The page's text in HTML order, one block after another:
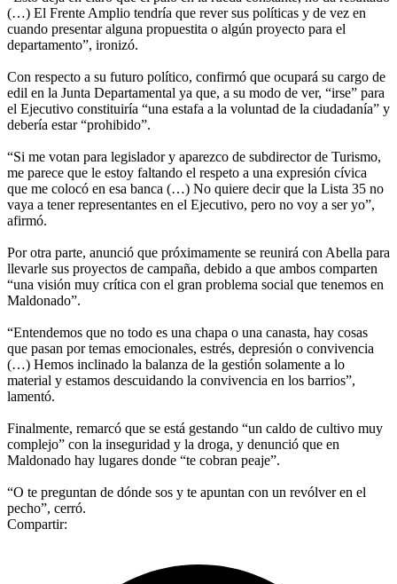
(…) El Frente Amplio tendría que rever sus políticas y de vez en
cuando presentar alguna propuestita o algún proyecto para el
departamento”, ironizó.
Con respecto a su futuro político, confirmó que ocupará su cargo de
edil en la Junta Departamental ya que, a su modo de ver, “irse” para
el Ejecutivo constituiría “una estafa a la voluntad de la ciudadanía” y
debería estar “prohibido”.
“Si me votan para legislador y aparezco de subdirector de Turismo,
me parece que le estoy faltando el respeto a una expresión cívica
que me colocó en esa banca (…) No quiere decir que la Lista 35 no
vaya a tener representantes en el Ejecutivo, pero no voy a ser yo”,
afirmó.
Por otra parte, anunció que próximamente se reunirá con Abella para
llevarle sus proyectos de campaña, debido a que ambos comparten
“una visión muy crítica con el gran problema social que tenemos en
Maldonado”.
“Entendemos que no todo es una chapa o una canasta, hay cosas
que pasan por temas emocionales, estrés, depresión o convivencia
(…) Hemos inclinado la balanza de la gestión solamente a lo
material y estamos descuidando la convivencia en los barrios”,
lamentó.
Finalmente, remarcó que se está gestando “un caldo de cultivo muy
complejo” con la inseguridad y la droga, y denunció que en
Maldonado hay lugares donde “te cobran peaje”.
“O te preguntan de dónde sos y te apuntan con un revólver en el
pecho”, cerró.
Compartir: